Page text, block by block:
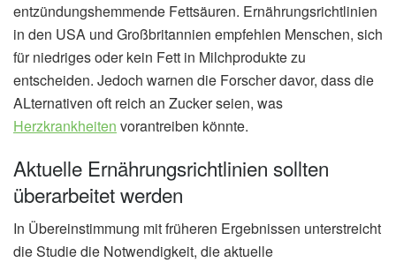
entzündungshemmende Fettsäuren. Ernährungsrichtlinien
in den USA und Großbritannien empfehlen Menschen, sich
für niedriges oder kein Fett in Milchprodukte zu
entscheiden. Jedoch warnen die Forscher davor, dass die
ALternativen oft reich an Zucker seien, was
Herzkrankheiten vorantreiben könnte.
Aktuelle Ernährungsrichtlinien sollten
überarbeitet werden
In Übereinstimmung mit früheren Ergebnissen unterstreicht
die Studie die Notwendigkeit, die aktuelle